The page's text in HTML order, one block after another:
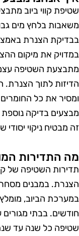
קווי ביוב
בלחץ מים
הצנרת
את מיקום
השטיפה
לתוך הצנרת.
את כל
בדיקה נוספת
מבטיח ניקוי יסודי
התדירות
השטיפה של
במבנים
בבתי מגורים
כל שנה עד